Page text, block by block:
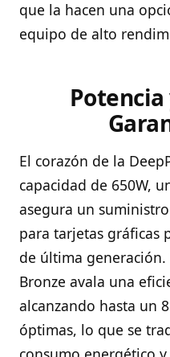
que la hacen una
equipo de alto
El corazón de la
capacidad de 650W,
asegura un
para tarjetas gráficas
de última
Bronze avala una
alcanzando hasta un
óptimas, lo que se